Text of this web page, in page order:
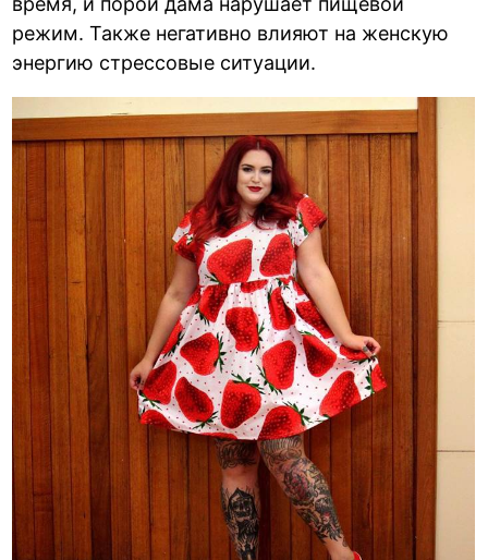
режим. Также негативно влияют на женскую
энергию стрессовые ситуации.